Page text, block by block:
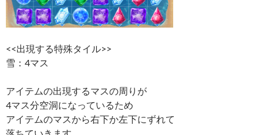
<<出現する特殊タイル>>
雪：4マス
アイテムの出現するマスの周りが
4マス分空洞になっているため
アイテムのマスから右下か左下にずれて